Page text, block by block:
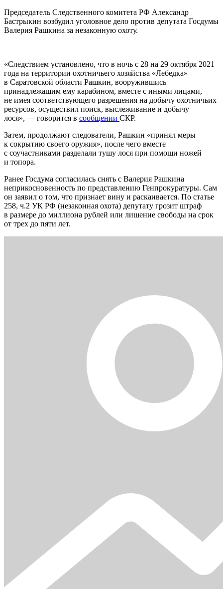
Председатель Следственного комитета РФ Александр
Бастрыкин возбудил уголовное дело против депутата Госдумы
Валерия Рашкина за незаконную охоту.
«Следствием установлено, что в ночь с 28 на 29 октября 2021
года на территории охотничьего хозяйства «Лебедка»
в Саратовской области Рашкин, вооружившись
принадлежащим ему карабином, вместе с иными лицами,
не имея соответствующего разрешения на добычу охотничьих
ресурсов, осуществил поиск, выслеживание и добычу
лося», — говорится в сообщении СКР.
Затем, продолжают следователи, Рашкин «принял меры
к сокрытию своего оружия», после чего вместе
с соучастниками разделали тушу лося при помощи ножей
и топора.
Ранее Госдума согласилась снять с Валерия Рашкина
неприкосновенность по представлению Генпрокуратуры. Сам
он заявил о том, что признает вину и раскаивается. По статье
258, ч.2 УК РФ (незаконная охота) депутату грозит штраф
в размере до миллиона рублей или лишение свободы на срок
от трех до пяти лет.